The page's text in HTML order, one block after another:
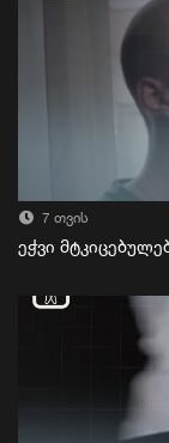
7 თვის
ეჭვი